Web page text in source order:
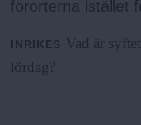
s
F
förorterna istället
INRIKES
Vad är
lördag?